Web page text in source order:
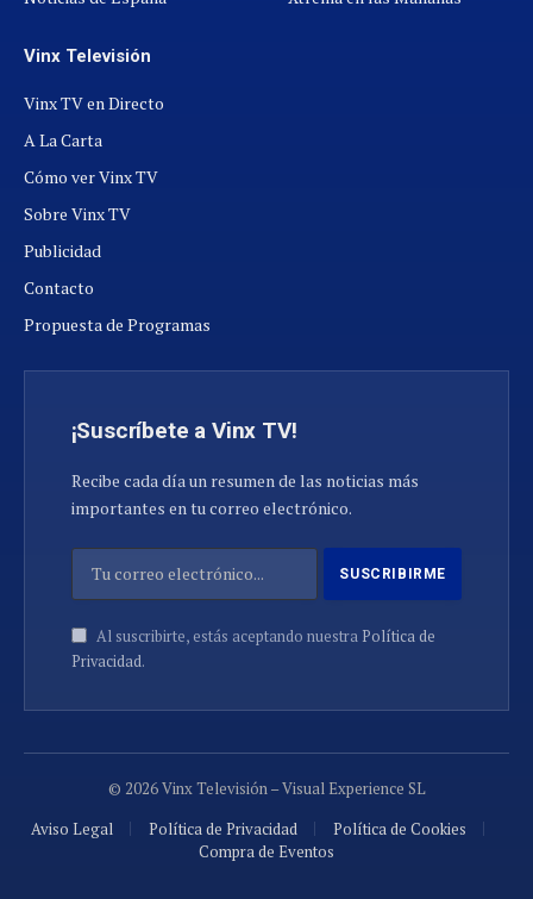
Vinx Televisión
Vinx TV en Directo
A La Carta
Cómo ver Vinx TV
Sobre Vinx TV
Publicidad
Contacto
Propuesta de Programas
¡Suscríbete a Vinx TV!
Recibe cada día un resumen de las noticias más
importantes en tu correo electrónico.
Al suscribirte, estás aceptando nuestra Política de
Privacidad.
© 2026 Vinx Televisión – Visual Experience SL
Aviso Legal
Política de Privacidad
Política de Cookies
Compra de Eventos